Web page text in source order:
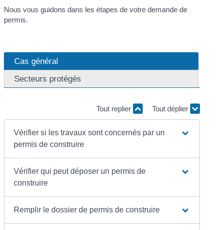
Nous vous guidons dans les étapes de votre demande de
permis.
Cas général
Secteurs protégés
Tout replier Tout déplier
Vérifier si les travaux sont concernés par un
permis de construire
Vérifier qui peut déposer un permis de
construire
Remplir le dossier de permis de construire